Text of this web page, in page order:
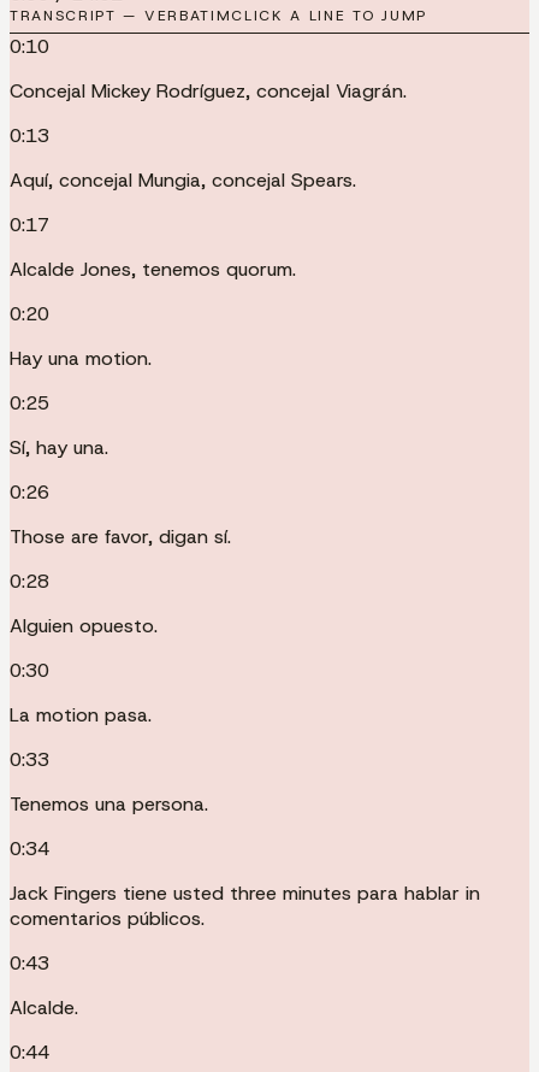
TRANSCRIPT — VERBATIMCLICK A LINE TO JUMP
0:10
Concejal Mickey Rodríguez, concejal Viagrán.
0:13
Aquí, concejal Mungia, concejal Spears.
0:17
Alcalde Jones, tenemos quorum.
0:20
Hay una motion.
0:25
Sí, hay una.
0:26
Those are favor, digan sí.
0:28
Alguien opuesto.
0:30
La motion pasa.
0:33
Tenemos una persona.
0:34
Jack Fingers tiene usted three minutes para hablar in
comentarios públicos.
0:43
Alcalde.
0:44